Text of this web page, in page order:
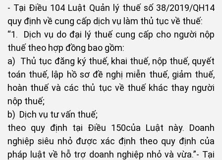
- Tại Điều 104 Luật Quản lý thuế số 38/2019/QH14
quy định về cung cấp dịch vụ làm thủ tục về thuế:
“1. Dịch vụ do đại lý thuế cung cấp cho người nộp
thuế theo hợp đồng bao gồm:
a) Thủ tục đăng ký thuế, khai thuế, nộp thuế, quyết
toán thuế, lập hồ sơ đề nghị miễn thuế, giảm thuế,
hoàn thuế và các thủ tục về thuế khác thay người
nộp thuế;
b) Dịch vụ tư vấn thuế;
theo quy định tại Điều 150của Luật này. Doanh
nghiệp siêu nhỏ được xác định theo quy định của
pháp luật về hỗ trợ doanh nghiệp nhỏ và vừa.”- Tại